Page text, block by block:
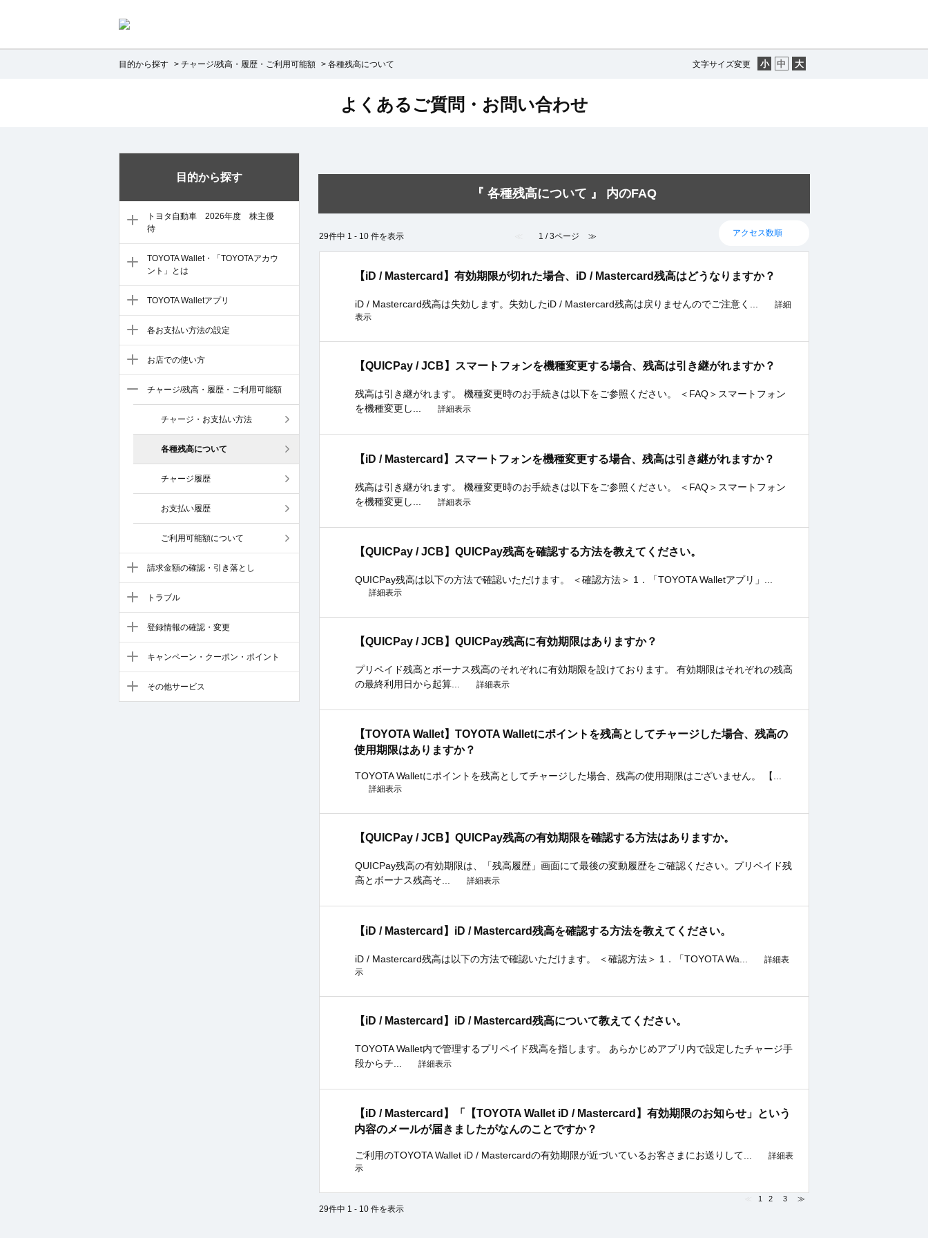
文字サイズ変更
目的から探す > チャージ/残高・履歴・ご利用可能額 > 各種残高について
目的から探す
トヨタ自動車 2026年度 株主優
待
TOYOTA Wallet・「TOYOTAアカウ
ント」とは
TOYOTA Walletアプリ
各お支払い方法の設定
お店での使い方
チャージ/残高・履歴・ご利用可能額
チャージ・お支払い方法
各種残高について
チャージ履歴
お支払い履歴
ご利用可能額について
請求金額の確認・引き落とし
トラブル
登録情報の確認・変更
キャンペーン・クーポン・ポイント
その他サービス
よくあるご質問・お問い合わせ
『 各種残高について 』 内のFAQ
29件中 1 - 10 件を表示 1 / 3ページ ≫
【iD / Mastercard】有効期限が切れた場合、iD / Mastercard残高はどうなりますか？
iD / Mastercard残高は失効します。失効したiD / Mastercard残高は戻りませんのでご注意く...
詳細
表示
【QUICPay / JCB】スマートフォンを機種変更する場合、残高は引き継がれますか？
残高は引き継がれます。 機種変更時のお手続きは以下をご参照ください。 ＜FAQ＞スマートフォン
を機種変更し...
詳細表示
【iD / Mastercard】スマートフォンを機種変更する場合、残高は引き継がれますか？
残高は引き継がれます。 機種変更時のお手続きは以下をご参照ください。 ＜FAQ＞スマートフォン
を機種変更し...
詳細表示
【QUICPay / JCB】QUICPay残高を確認する方法を教えてください。
QUICPay残高は以下の方法で確認いただけます。 ＜確認方法＞ 1．「TOYOTA Walletアプリ」...
詳細表示
【QUICPay / JCB】QUICPay残高に有効期限はありますか？
プリペイド残高とボーナス残高のそれぞれに有効期限を設けております。 有効期限はそれぞれの残高
の最終利用日から起算...
詳細表示
【TOYOTA Wallet】TOYOTA Walletにポイントを残高としてチャージした場合、残高の
使用期限はありますか？
TOYOTA Walletにポイントを残高としてチャージした場合、残高の使用期限はございません。 【...
詳細表示
【QUICPay / JCB】QUICPay残高の有効期限を確認する方法はありますか。
QUICPay残高の有効期限は、「残高履歴」画面にて最後の変動履歴をご確認ください。プリペイド残
高とボーナス残高そ...
詳細表示
【iD / Mastercard】iD / Mastercard残高を確認する方法を教えてください。
iD / Mastercard残高は以下の方法で確認いただけます。 ＜確認方法＞ 1．「TOYOTA Wa...
詳細表
示
【iD / Mastercard】iD / Mastercard残高について教えてください。
TOYOTA Wallet内で管理するプリペイド残高を指します。 あらかじめアプリ内で設定したチャージ手
段からチ...
詳細表示
【iD / Mastercard】「【TOYOTA Wallet iD / Mastercard】有効期限のお知らせ」という
内容のメールが届きましたがなんのことですか？
ご利用のTOYOTA Wallet iD / Mastercardの有効期限が近づいているお客さまにお送りして...
詳細表
示
29件中 1 - 10 件を表示
1 2 3 ≫